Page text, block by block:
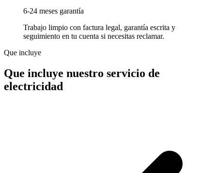
6-24 meses garantía
Trabajo limpio con factura legal, garantía escrita y
seguimiento en tu cuenta si necesitas reclamar.
Que incluye
Que incluye nuestro servicio de
electricidad